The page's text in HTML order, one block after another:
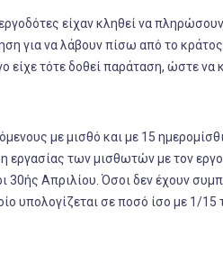
είχαν κληθεί να
για να λάβουν πίσω από το
είχε τότε δοθεί παράταση, ώστε να
με μισθό και με 15
εργασίας των μισθωτών με τον
30ής Απριλίου. Όσοι δεν έχουν
υπολογίζεται σε ποσό ίσο με 1/15